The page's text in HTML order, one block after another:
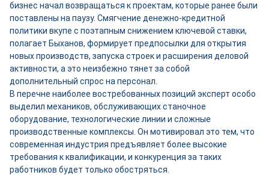
бизнес начал возвращаться к проектам, которые ранее были
поставлены на паузу. Смягчение денежно-кредитной
политики вкупе с поэтапным снижением ключевой ставки,
полагает Быханов, формирует предпосылки для открытия
новых производств, запуска строек и расширения деловой
активности, а это неизбежно тянет за собой
дополнительный спрос на персонал.
В перечне наиболее востребованных позиций эксперт особо
выделил механиков, обслуживающих станочное
оборудование, технологические линии и сложные
производственные комплексы. Он мотивировал это тем, что
современная индустрия предъявляет более высокие
требования к квалификации, и конкуренция за таких
работников будет только обостряться.